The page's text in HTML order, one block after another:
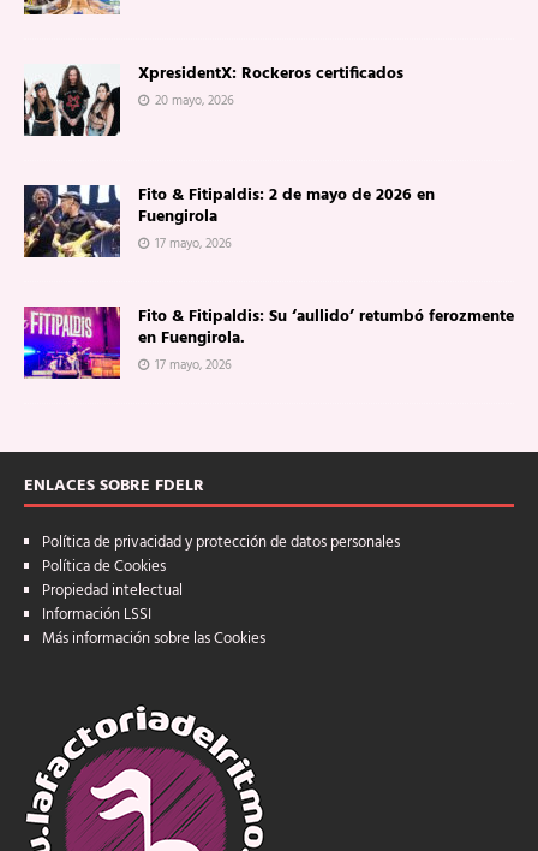
XpresidentX: Rockeros certificados
20 mayo, 2026
Fito & Fitipaldis: 2 de mayo de 2026 en
Fuengirola
17 mayo, 2026
Fito & Fitipaldis: Su ‘aullido’ retumbó ferozmente
en Fuengirola.
17 mayo, 2026
ENLACES SOBRE FDELR
Política de privacidad y protección de datos personales
Política de Cookies
Propiedad intelectual
Información LSSI
Más información sobre las Cookies